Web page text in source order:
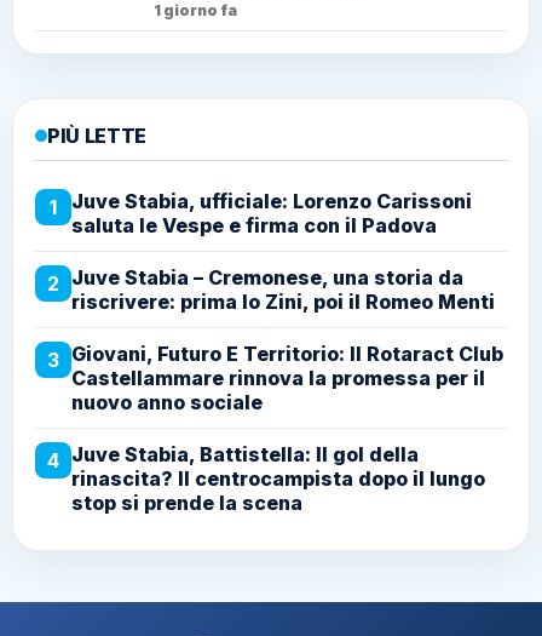
1 giorno fa
PIÙ LETTE
1
Juve Stabia, ufficiale: Lorenzo Carissoni
saluta le Vespe e firma con il Padova
2 Juve Stabia – Cremonese, una storia da
riscrivere: prima lo Zini, poi il Romeo Menti
3 Giovani, Futuro E Territorio: Il Rotaract Club
Castellammare rinnova la promessa per il
nuovo anno sociale
4 Juve Stabia, Battistella: Il gol della
rinascita? Il centrocampista dopo il lungo
stop si prende la scena